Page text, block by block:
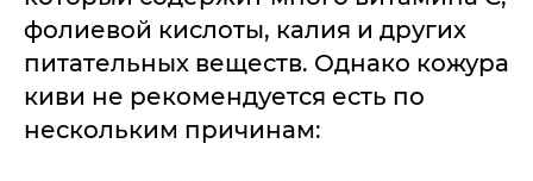
фолиевой кислоты, калия и других
питательных веществ. Однако кожура
киви не рекомендуется есть по
нескольким причинам: